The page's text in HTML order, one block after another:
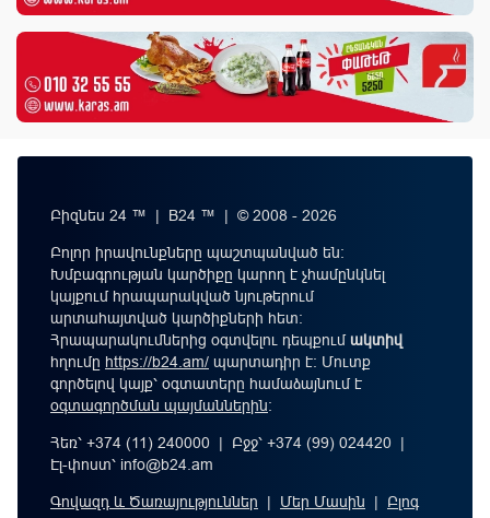
Բիզնես 24 ™ | B24 ™ | © 2008 - 2026
Բոլոր իրավունքները պաշտպանված են:
Խմբագրության կարծիքը կարող է չհամընկնել
կայքում հրապարակված նյութերում
արտահայտված կարծիքների հետ:
Հրապարակումներից օգտվելու դեպքումակտիվ
հղումը https://b24.am/ պարտադիր է: Մուտք
գործելով կայք՝ օգտատերը համաձայնում է
օգտագործման պայմաններին։
Հեռ՝ +374 (11) 240000 | Բջջ՝ +374 (99) 024420 |
Էլ-փոստ՝ info@b24.am
Գովազդ և Ծառայություններ | Մեր Մասին | Բլոգ